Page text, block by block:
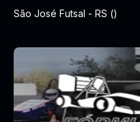
São José Futsal - RS ()